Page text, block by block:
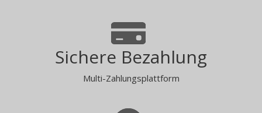
Sichere Bezahlung
Multi-Zahlungsplattform